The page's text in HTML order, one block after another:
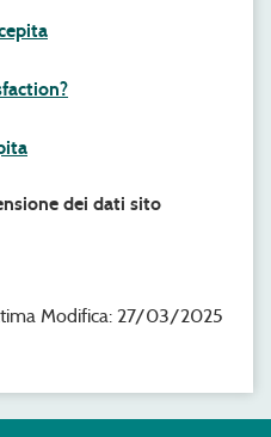
dei dati sito
Modifica: 27/03/2025